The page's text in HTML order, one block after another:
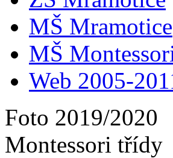
MŠ Mramotice
MŠ
Web 2005-
Foto 2019/2020
Montessori třídy